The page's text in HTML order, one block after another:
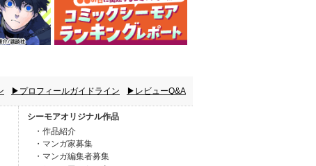
▶プロフィールガイドライン ▶レビューQ&A
シーモアオリジナル作品
・作品紹介
・マンガ家募集
・マンガ編集者募集